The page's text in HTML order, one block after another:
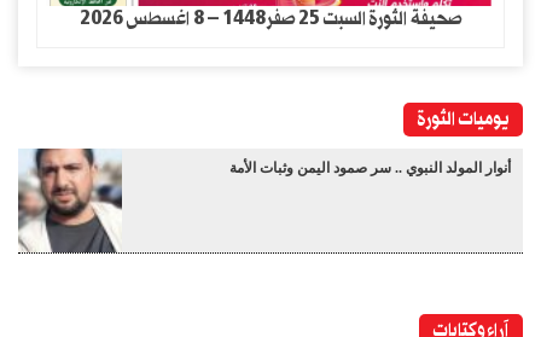
صحيفة الثورة السبت 25 صفر1448 – 8 اغسطس 2026
يوميات الثورة
أنوار المولد النبوي .. سر صمود اليمن وثبات الأمة